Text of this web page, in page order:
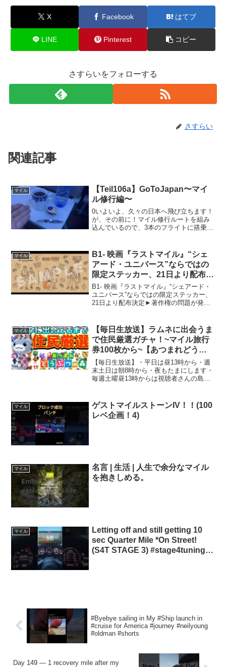
X Facebook はてブ
LINE Pinterest コピー
さすらいをフォローする
さすらい
関連記事
マイル
【Teil106a】GoToJapan〜マイ
ル修行編〜
0いよいよ、久々の日本へ飛び立ちます！
が、その前に！マイル修行ルートを組み
込んでいるので、3本のフライトに搭乗し
しなければならないものの正体は…↓こち
らです（厚生...
マイル
B1- 映画『ラストマイル』“シェ
アード・ユニバース”ならではの
限定ステッカー、21日より配布決
定
B1- 映画『ラストマイル』“シェアード・
ユニバース”ならではの限定ステッカー、
21日より配布決定►著作権の問題が発生
moreb.2006@gmail.com ---...
マイル
【毎日生放送】ラムネに出会うま
で住民厳選ガチャ！~マイル旅行
券100枚から~【あつまれどうぶ
つの森】
【毎日生放送】・平日は昼13時から・週
末土日は朝8時から・夜もたまにします・
毎週土曜昼13時からは視聴者さんの島訪
のリストはこちらあつ森生放送のリスト
はこちら【現在...
マイル
ゲストマイルストーンIV！！(100
レベ企画！4)
マイル
名言 | 生活 | 人生で余分なマイル
を抱きしめる。
マイル
Letting off and still getting 10
sec Quarter Mile *On Street!
(S4T STAGE 3) #stage4tuning
#Byebye sailing in My #Ship launch in
#cruise for America #journey #neilyoung
#oldman #shorts
Day 149 — 1 recovery mile after my